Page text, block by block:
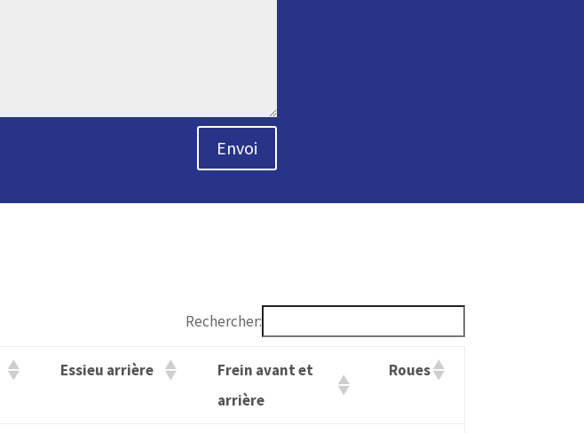
Envoi
Rechercher:
Essieu arrière
Frein avant et
arrière
Roues